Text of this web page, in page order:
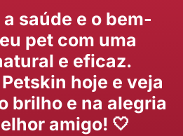
saúde e o bem-
pet com uma
e eficaz.
hoje e veja
brilho e na alegria
amigo! 🤍